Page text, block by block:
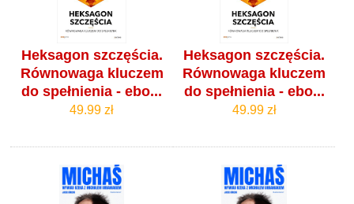
Heksagon szczęścia.
Równowaga kluczem
do spełnienia - ebo...
49.99 zł
Heksagon szczęścia.
Równowaga kluczem
do spełnienia - ebo...
49.99 zł